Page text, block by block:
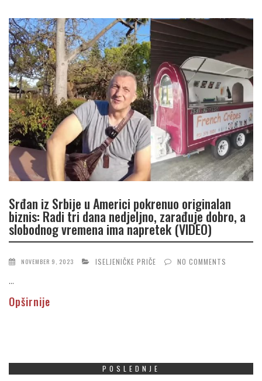
Srđan iz Srbije u Americi pokrenuo originalan
biznis: Radi tri dana nedjeljno, zarađuje dobro, a
slobodnog vremena ima napretek (VIDEO)
NOVEMBER 9, 2023 ISELJENIČKE PRIČE NO COMMENTS
...
Opširnije
POSLEDNJE